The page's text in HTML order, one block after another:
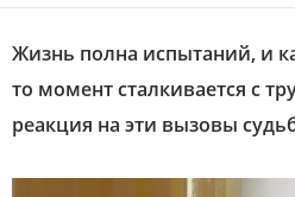
Жизнь полна испытаний, и
то момент сталкивается с
реакция на эти вызовы